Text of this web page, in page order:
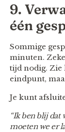
9.
één
Sommige
minuten.
tijd nodig. Zie
eindpunt,
Je kunt
“Ik ben blij dat
moeten we er